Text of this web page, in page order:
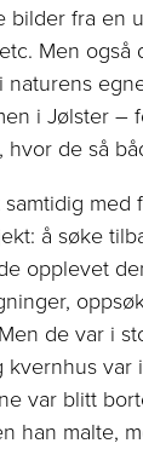
bilder fra en
Men
i Jølster –
de så
med
å søke
opplevet
de var i
var
var blitt
han malte,